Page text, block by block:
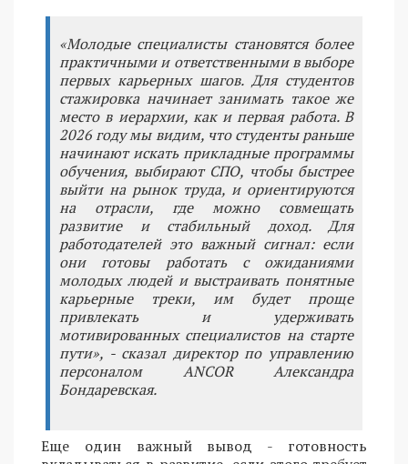
«Молодые специалисты становятся более
практичными и ответственными в выборе
первых карьерных шагов. Для студентов
стажировка начинает занимать такое же
место в иерархии, как и первая работа. В
2026 году мы видим, что студенты раньше
начинают искать прикладные программы
обучения, выбирают СПО, чтобы быстрее
выйти на рынок труда, и ориентируются
на отрасли, где можно совмещать
развитие и стабильный доход. Для
работодателей это важный сигнал: если
они готовы работать с ожиданиями
молодых людей и выстраивать понятные
карьерные треки, им будет проще
привлекать и удерживать
мотивированных специалистов на старте
пути», - сказал директор по управлению
персоналом ANCOR Александра
Бондаревская.
Еще один важный вывод - готовность